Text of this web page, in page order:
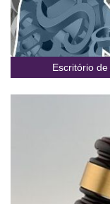
Escritório